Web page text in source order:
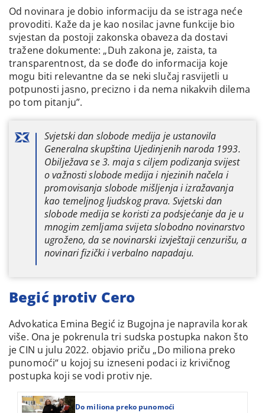
Od novinara je dobio informaciju da se istraga neće
provoditi. Kaže da je kao nosilac javne funkcije bio
svjestan da postoji zakonska obaveza da dostavi
tražene dokumente: „Duh zakona je, zaista, ta
transparentnost, da se dođe do informacija koje
mogu biti relevantne da se neki slučaj rasvijetli u
potpunosti jasno, precizno i da nema nikakvih dilema
po tom pitanju”.
Svjetski dan slobode medija je ustanovila
Generalna skupština Ujedinjenih naroda 1993.
Obilježava se 3. maja s ciljem podizanja svijest
o važnosti slobode medija i njezinih načela i
promovisanja slobode mišljenja i izražavanja
kao temeljnog ljudskog prava. Svjetski dan
slobode medija se koristi za podsjećanje da je u
mnogim zemljama svijeta slobodno novinarstvo
ugroženo, da se novinarski izvještaji cenzurišu, a
novinari fizički i verbalno napadaju.
Begić protiv Cero
Advokatica Emina Begić iz Bugojna je napravila korak
više. Ona je pokrenula tri sudska postupka nakon što
je CIN u julu 2022. objavio priču „Do miliona preko
punomoći“ u kojoj su izneseni podaci iz krivičnog
postupka koji se vodi protiv nje.
Do miliona preko punomoći